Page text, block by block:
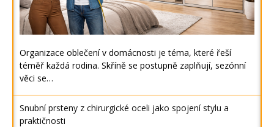
Organizace oblečení v domácnosti je téma, které řeší
téměř každá rodina. Skříně se postupně zaplňují, sezónní
věci se…
Snubní prsteny z chirurgické oceli jako spojení stylu a
praktičnosti